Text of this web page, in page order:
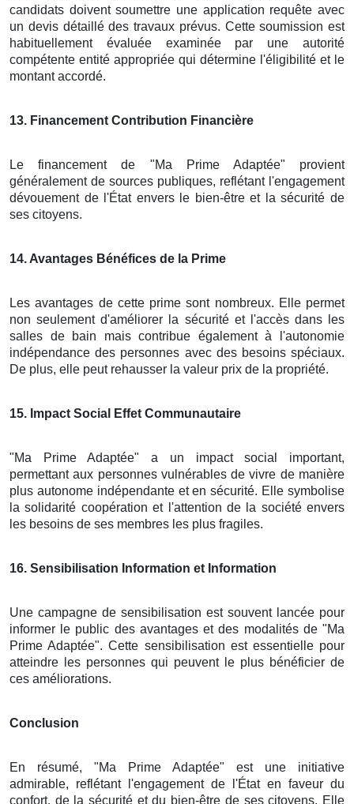
candidats doivent soumettre une application requête avec
un devis détaillé des travaux prévus. Cette soumission est
habituellement évaluée examinée par une autorité
compétente entité appropriée qui détermine l'éligibilité et le
montant accordé.
13. Financement Contribution Financière
Le financement de "Ma Prime Adaptée" provient
généralement de sources publiques, reflétant l'engagement
dévouement de l'État envers le bien-être et la sécurité de
ses citoyens.
14. Avantages Bénéfices de la Prime
Les avantages de cette prime sont nombreux. Elle permet
non seulement d'améliorer la sécurité et l'accès dans les
salles de bain mais contribue également à l'autonomie
indépendance des personnes avec des besoins spéciaux.
De plus, elle peut rehausser la valeur prix de la propriété.
15. Impact Social Effet Communautaire
"Ma Prime Adaptée" a un impact social important,
permettant aux personnes vulnérables de vivre de manière
plus autonome indépendante et en sécurité. Elle symbolise
la solidarité coopération et l'attention de la société envers
les besoins de ses membres les plus fragiles.
16. Sensibilisation Information et Information
Une campagne de sensibilisation est souvent lancée pour
informer le public des avantages et des modalités de "Ma
Prime Adaptée". Cette sensibilisation est essentielle pour
atteindre les personnes qui peuvent le plus bénéficier de
ces améliorations.
Conclusion
En résumé, "Ma Prime Adaptée" est une initiative
admirable, reflétant l'engagement de l'État en faveur du
confort, de la sécurité et du bien-être de ses citoyens. Elle